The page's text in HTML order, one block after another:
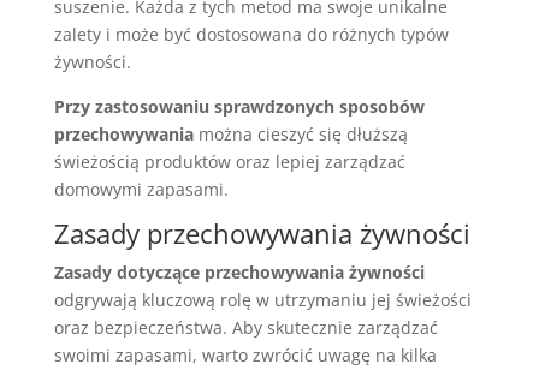
suszenie. Każda z tych metod ma swoje unikalne
zalety i może być dostosowana do różnych typów
żywności.
Przy zastosowaniu sprawdzonych sposobów
przechowywaniamożna cieszyć się dłuższą
świeżością produktów oraz lepiej zarządzać
domowymi zapasami.
Zasady przechowywania żywności
Zasady dotyczące przechowywania żywności
odgrywają kluczową rolę w utrzymaniu jej świeżości
oraz bezpieczeństwa. Aby skutecznie zarządzać
swoimi zapasami, warto zwrócić uwagę na kilka